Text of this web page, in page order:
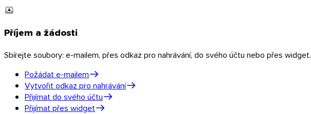
Příjem a žádosti
Sbírejte soubory: e-mailem, přes odkaz pro nahrávání, do svého účtu nebo přes widget.
Požádat e-mailem
Vytvořit odkaz pro nahrávání
Přijímat do svého účtu
Přijímat přes widget